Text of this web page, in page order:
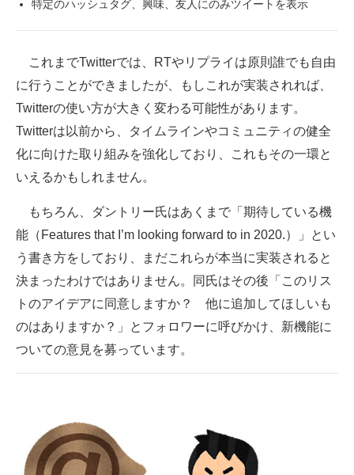
特定のハッシュタグ、興味、友人にのみツイートを表示
これまでTwitterでは、RTやリプライは原則誰でも自由
に行うことができましたが、もしこれが実装されれば、
Twitterの使い方が大きく変わる可能性があります。
Twitterは以前から、タイムラインやコミュニティの健全
化に向けた取り組みを強化しており、これもその一環と
いえるかもしれません。
もちろん、ダントリー氏はあくまで「期待している機
能（Features that I’m looking forward to in 2020.）」とい
う書き方をしており、まだこれらが本当に実装されると
決まったわけではありません。同氏はその後「このリス
トのアイデアに同意しますか？ 他に追加してほしいも
のはありますか？」とフォロワーに呼びかけ、新機能に
ついての意見を募っています。